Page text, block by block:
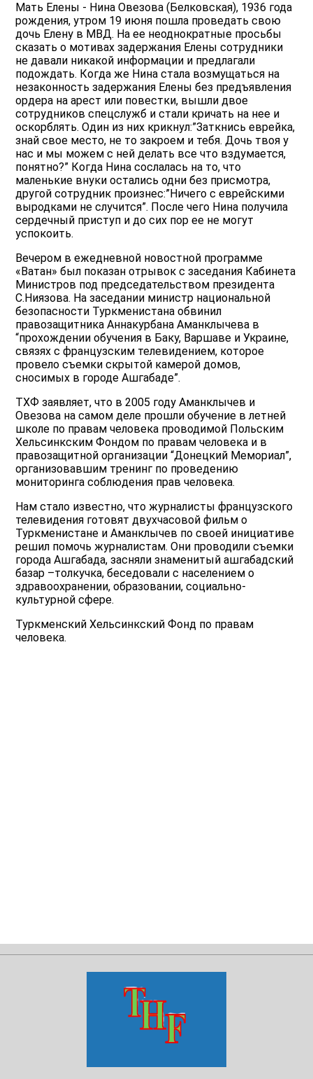
Мать Елены - Нина Овезова (Белковская), 1936 года
рождения, утром 19 июня пошла проведать свою
дочь Елену в МВД. На ее неоднократные просьбы
сказать о мотивах задержания Елены сотрудники
не давали никакой информации и предлагали
подождать. Когда же Нина стала возмущаться на
незаконность задержания Елены без предъявления
ордера на арест или повестки, вышли двое
сотрудников спецслужб и стали кричать на нее и
оскорблять. Один из них крикнул:”Заткнись еврейка,
знай свое место, не то закроем и тебя. Дочь твоя у
нас и мы можем с ней делать все что вздумается,
понятно?” Когда Нина сослалась на то, что
маленькие внуки остались одни без присмотра,
другой сотрудник произнес:”Ничего с еврейскими
выродками не случится”. После чего Нина получила
сердечный приступ и до сих пор ее не могут
успокоить.
Вечером в ежедневной новостной программе
«Ватан» был показан отрывок с заседания Кабинета
Министров под председательством президента
С.Ниязова. На заседании министр национальной
безопасности Туркменистана обвинил
правозащитника Аннакурбана Аманклычева в
“прохождении обучения в Баку, Варшаве и Украине,
связях с французским телевидением, которое
провело съемки скрытой камерой домов,
сносимых в городе Ашгабаде”.
ТХФ заявляет, что в 2005 году Аманклычев и
Овезова на самом деле прошли обучение в летней
школе по правам человека проводимой Польским
Хельсинкским Фондом по правам человека и в
правозащитной организации “Донецкий Мемориал”,
организовавшим тренинг по проведению
мониторинга соблюдения прав человека.
Нам стало известно, что журналисты французского
телевидения готовят двухчасовой фильм о
Туркменистане и Аманклычев по своей инициативе
решил помочь журналистам. Они проводили съемки
города Ашгабада, засняли знаменитый ашгабадский
базар –толкучка, беседовали с населением о
здравоохранении, образовании, социально-
культурной сфере.
Туркменский Хельсинкский Фонд по правам
человека.